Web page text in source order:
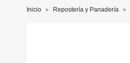
Inicio Repostería y Panadería